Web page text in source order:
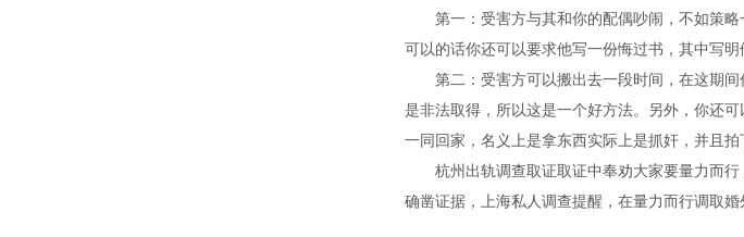
第一：受害方与其和你的配偶吵闹，不如策略
可以的话你还可以要求他写一份悔过书，其中写
第二：受害方可以搬出去一段时间，在这期间
是非法取得，所以这是一个好方法。另外，你还
一同回家，名义上是拿东西实际上是抓奸，并且拍
杭州出轨调查取证取证中奉劝大家要量力而行
确凿证据，上海私人调查提醒，在量力而行调取